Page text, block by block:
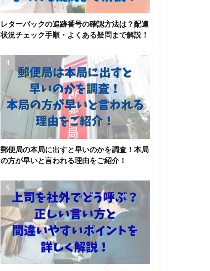
レターパックの追跡番号の確認方法は？配達
状況チェック手順・よくある疑問まで解説！
郵便局の本局に出すと早いのかを調査！本局
の方が早いと言われる理由をご紹介！